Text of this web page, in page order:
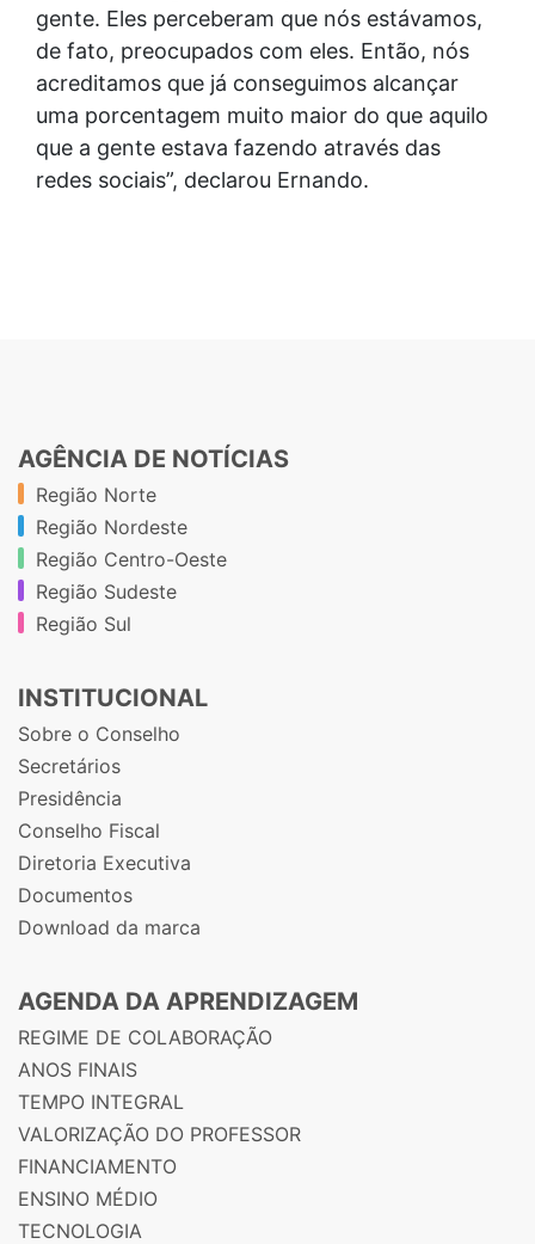
gente. Eles perceberam que nós estávamos,
de fato, preocupados com eles. Então, nós
acreditamos que já conseguimos alcançar
uma porcentagem muito maior do que aquilo
que a gente estava fazendo através das
redes sociais”, declarou Ernando.
AGÊNCIA DE NOTÍCIAS
Região Norte
Região Nordeste
Região Centro-Oeste
Região Sudeste
Região Sul
INSTITUCIONAL
Sobre o Conselho
Secretários
Presidência
Conselho Fiscal
Diretoria Executiva
Documentos
Download da marca
AGENDA DA APRENDIZAGEM
REGIME DE COLABORAÇÃO
ANOS FINAIS
TEMPO INTEGRAL
VALORIZAÇÃO DO PROFESSOR
FINANCIAMENTO
ENSINO MÉDIO
TECNOLOGIA